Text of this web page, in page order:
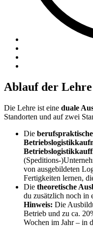
Ablauf der
Die Lehre ist eine duale
Standorten und auf zwei
Die
(Speditions-
von ausgebildeten
Fertigkeiten lernen,
Die theoretische
du zusätzlich noch in
Hinweis: Die
Betrieb und zu ca.
Wochen im Jahr – in